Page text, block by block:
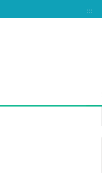
:::